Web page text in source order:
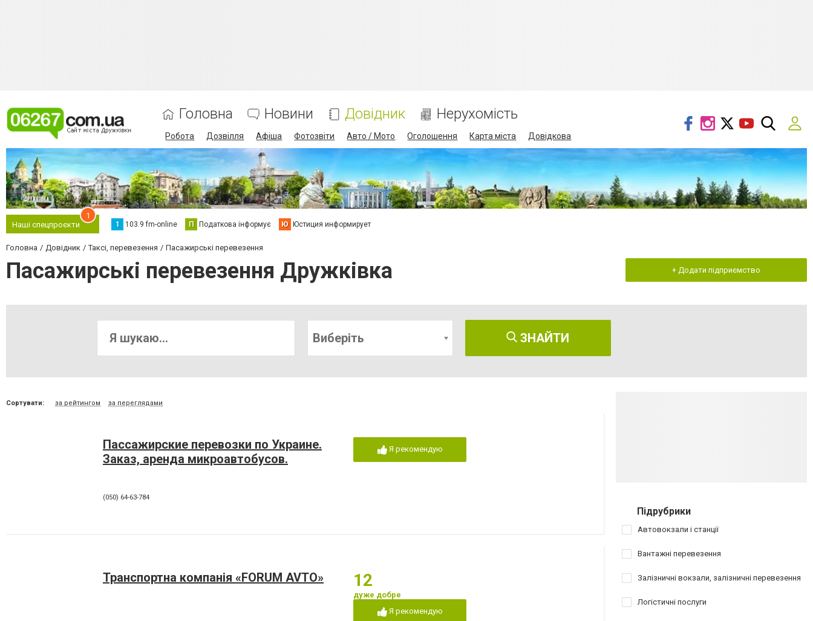
Головна Новини Довідник Нерухомість
Робота Дозвілля Афіша Фотозвіти Авто / Мото Оголошення Карта міста Довідкова
Наші спецпроєкти
1
1 103.9 fm-online П Податкова інформує Ю Юстиция информирует
Головна Довідник Таксі, перевезення Пасажирські перевезення
Пасажирські перевезення Дружківка + Додати підприємство
Виберіть ЗНАЙТИ
Сортувати: за рейтингом за переглядами
Пассажирские перевозки по Украине.
Заказ, аренда микроавтобусов.
(050) 64-63-784
Я рекомендую
Транспортна компанія «FORUM AVTO» 12
дуже добре
Я рекомендую
Підрубрики
Автовокзали і станції
Вантажні перевезення
Залізничні вокзали, залізничні перевезення
Логістичні послуги